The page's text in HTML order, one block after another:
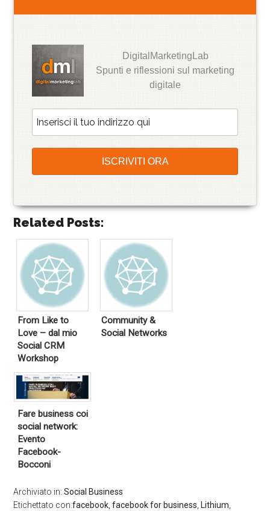
DigitalMarketingLab
Spunti e riflessioni sul marketing
digitale
Related Posts:
From Like to
Love – dal mio
Social CRM
Workshop
Community &
Social Networks
Fare business coi
social network:
Evento
Facebook-
Bocconi
Archiviato in:Social Business
Etichettato con:facebook ,facebook for business Lithium